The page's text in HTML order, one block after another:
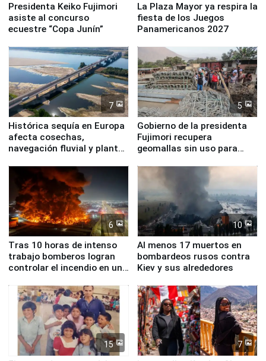
Presidenta Keiko Fujimori
asiste al concurso
ecuestre “Copa Junín”
La Plaza Mayor ya respira la
fiesta de los Juegos
Panamericanos 2027
7
Histórica sequía en Europa
afecta cosechas,
navegación fluvial y plantas
5
Gobierno de la presidenta
Fujimori recupera
geomallas sin uso para
Fenómeno El Niño
6
Tras 10 horas de intenso
trabajo bomberos logran
controlar el incendio en una
de Chile
10
Al menos 17 muertos en
bombardeos rusos contra
Kiev y sus alrededores
15 7